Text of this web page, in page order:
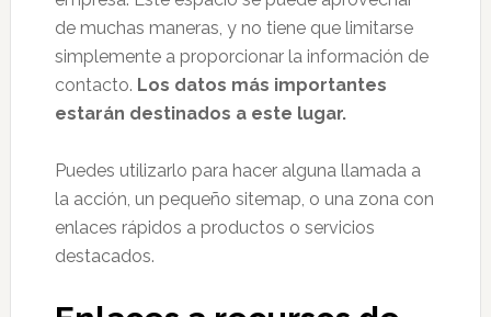
de muchas maneras, y no tiene que limitarse
simplemente a proporcionar la información de
contacto. Los datos más importantes
estarán destinados a este lugar.
Puedes utilizarlo para hacer alguna llamada a
la acción, un pequeño sitemap, o una zona con
enlaces rápidos a productos o servicios
destacados.